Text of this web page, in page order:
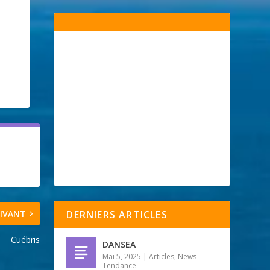
Cuébris
DERNIERS ARTICLES
DANSEA
Mai 5, 2025 |Articles, News
Tendance